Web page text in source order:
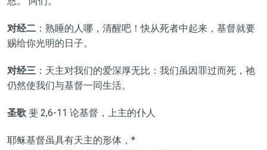
对经二：熟睡的人哪，清醒吧！快从死者中起来，基督就要
赐给你光明的日子。
对经三 ：天主对我们的爱深厚无比：我们虽因罪过而死，祂
仍然使我们与基督一同生活。
圣歌斐 2,6-11 论基督，上主的仆人
耶稣基督虽具有天主的形体，*